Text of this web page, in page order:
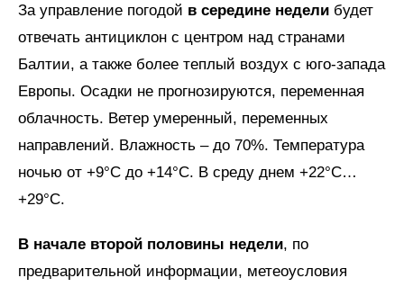
За управление погодой в середине недели будет
отвечать антициклон с центром над странами
Балтии, а также более теплый воздух с юго-запада
Европы. Осадки не прогнозируются, переменная
облачность. Ветер умеренный, переменных
направлений. Влажность – до 70%. Температура
ночью от +9°C до +14°C. В среду днем +22°C…
+29°C.
В начале второй половины недели, по
предварительной информации, метеоусловия